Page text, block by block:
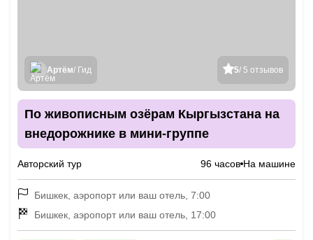
5/ 5 отзывов
Артём/ Гид
По живописным озёрам Кыргызстана на
внедорожнике в мини-группе
Авторский тур 96 часов На машине
Бишкек, аэропорт или ваш отель, 7:00
Бишкек, аэропорт или ваш отель, 17:00